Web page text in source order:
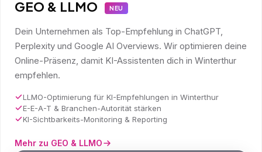
GEO & LLMO NEU
Dein Unternehmen als Top-Empfehlung in ChatGPT,
Perplexity und Google AI Overviews. Wir optimieren deine
Online-Präsenz, damit KI-Assistenten dich in Winterthur
empfehlen.
LLMO-Optimierung für KI-Empfehlungen in Winterthur
E-E-A-T & Branchen-Autorität stärken
KI-Sichtbarkeits-Monitoring & Reporting
Mehr zu GEO & LLMO